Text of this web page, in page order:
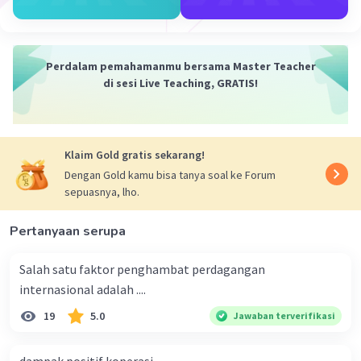
nilai ∆P terlebih dahulu. Misalkan, kita akan
harga P = 10. Maka, ∆P = 10. Dengan demikian,
nilai ∆Qs adalah sebagai berikut:
∆Qs = (Q2 - Q1) = (-6 + 2(10 + 10) - (-6 + 2 * 10)) =
- 14 = 20
sebagai berikut:
Es = (∆Qs/Qs)/(∆P/P) = (20/(-6 + 2 * 10))/(10/10)
= 20/14 = 1,4285714285714286
penawaran pada tingkat harga P = 10 adalah
bahwa penawaran barang tersebutelastis
uniter . Artinya, perubahan harga sebesar 1%
akan menyebabkan perubahan jumlah
Berikut adalah penjelasan singkat tentang jenis-
Perdalam pemahamanmu bersama Master Teacher
di sesi Live Teaching, GRATIS!
Klaim Gold gratis sekarang!
Dengan Gold kamu bisa tanya soal ke Forum
sepuasnya, lho.
Pertanyaan serupa
Salah satu faktor penghambat perdagangan
internasional adalah ....
19 5.0 Jawaban terverifikasi